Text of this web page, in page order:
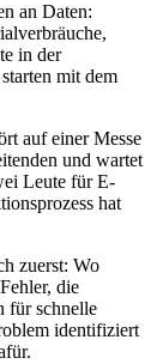
an Daten:
in der
mit dem
auf einer Messe
und wartet
Leute für E-
hat
zuerst: Wo
die
für schnelle
identifiziert